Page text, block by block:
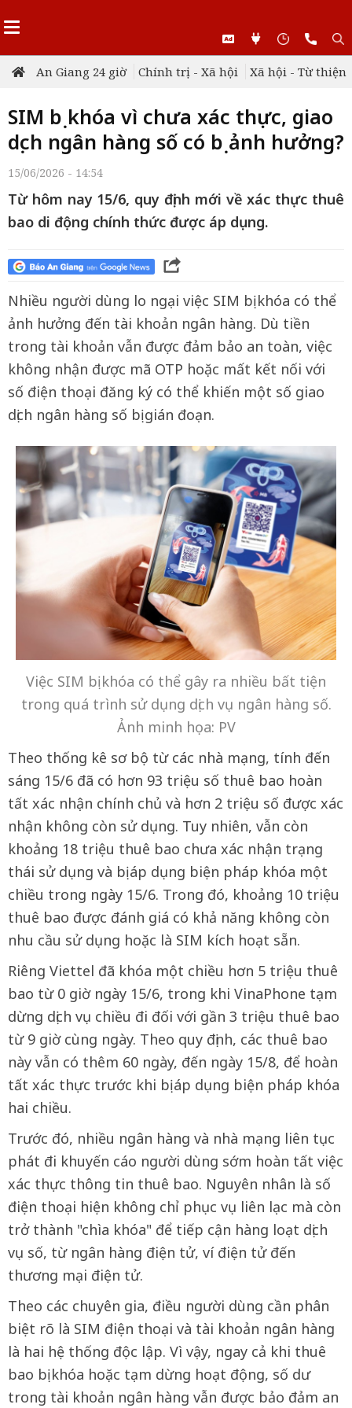
An Giang 24 giờ Chính trị - Xã hội Xã hội - Từ thiện
SIM bị khóa vì chưa xác thực, giao
dịch ngân hàng số có bị ảnh hưởng?
15/06/2026 - 14:54
Từ hôm nay 15/6, quy định mới về xác thực thuê
bao di động chính thức được áp dụng.
Nhiều người dùng lo ngại việc SIM bị khóa có thể
ảnh hưởng đến tài khoản ngân hàng. Dù tiền
trong tài khoản vẫn được đảm bảo an toàn, việc
không nhận được mã OTP hoặc mất kết nối với
số điện thoại đăng ký có thể khiến một số giao
dịch ngân hàng số bị gián đoạn.
Việc SIM bị khóa có thể gây ra nhiều bất tiện
trong quá trình sử dụng dịch vụ ngân hàng số.
Ảnh minh họa: PV
Theo thống kê sơ bộ từ các nhà mạng, tính đến
sáng 15/6 đã có hơn 93 triệu số thuê bao hoàn
tất xác nhận chính chủ và hơn 2 triệu số được xác
nhận không còn sử dụng. Tuy nhiên, vẫn còn
khoảng 18 triệu thuê bao chưa xác nhận trạng
thái sử dụng và bị áp dụng biện pháp khóa một
chiều trong ngày 15/6. Trong đó, khoảng 10 triệu
thuê bao được đánh giá có khả năng không còn
nhu cầu sử dụng hoặc là SIM kích hoạt sẵn.
Riêng Viettel đã khóa một chiều hơn 5 triệu thuê
bao từ 0 giờ ngày 15/6, trong khi VinaPhone tạm
dừng dịch vụ chiều đi đối với gần 3 triệu thuê bao
từ 9 giờ cùng ngày. Theo quy định, các thuê bao
này vẫn có thêm 60 ngày, đến ngày 15/8, để hoàn
tất xác thực trước khi bị áp dụng biện pháp khóa
hai chiều.
Trước đó, nhiều ngân hàng và nhà mạng liên tục
phát đi khuyến cáo người dùng sớm hoàn tất việc
xác thực thông tin thuê bao. Nguyên nhân là số
điện thoại hiện không chỉ phục vụ liên lạc mà còn
trở thành "chìa khóa" để tiếp cận hàng loạt dịch
vụ số, từ ngân hàng điện tử, ví điện tử đến
thương mại điện tử.
Theo các chuyên gia, điều người dùng cần phân
biệt rõ là SIM điện thoại và tài khoản ngân hàng
là hai hệ thống độc lập. Vì vậy, ngay cả khi thuê
bao bị khóa hoặc tạm dừng hoạt động, số dư
trong tài khoản ngân hàng vẫn được bảo đảm an